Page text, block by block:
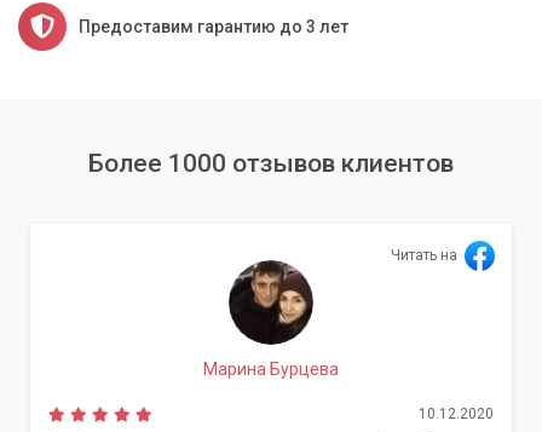
Предоставим гарантию до 3 лет
Более 1000 отзывов клиентов
Читать на
Марина Бурцева
10.12.2020